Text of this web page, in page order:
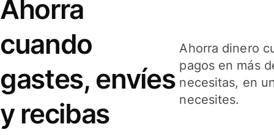
Ahorra
cuando
gastes, envíes
y recibas
Ahorra dinero
pagos en más
necesitas, en
necesites.